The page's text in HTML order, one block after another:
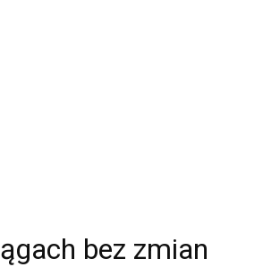
bez zmian